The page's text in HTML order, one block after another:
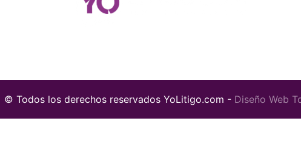
© Todos los derechos reservados YoLitigo.com - Diseño Web